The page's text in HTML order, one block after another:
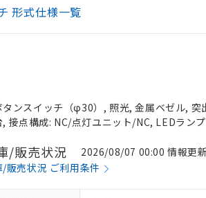
形式仕様一覧
タンスイッチ（φ30）, 照光, 金属ベゼル,
, 接点構成: NC/点灯ユニット/NC, LEDラン
/販売状況
2026/08/07 00:00 情報更新
/販売状況 ご利用条件